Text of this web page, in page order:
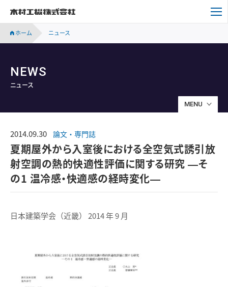
ホーム ニュース
NEWS
ニュース
2014.09.30 論文・専門誌
夏期屋外から入室後における全空気式誘引放
射空調の熱的快適性評価に関する研究 ―そ
の1 温冷感・快適感の経時変化―
日本建築学会（近畿） 2014 年 9 月
MENU